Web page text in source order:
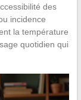
des
incidence
la température
quotidien qui